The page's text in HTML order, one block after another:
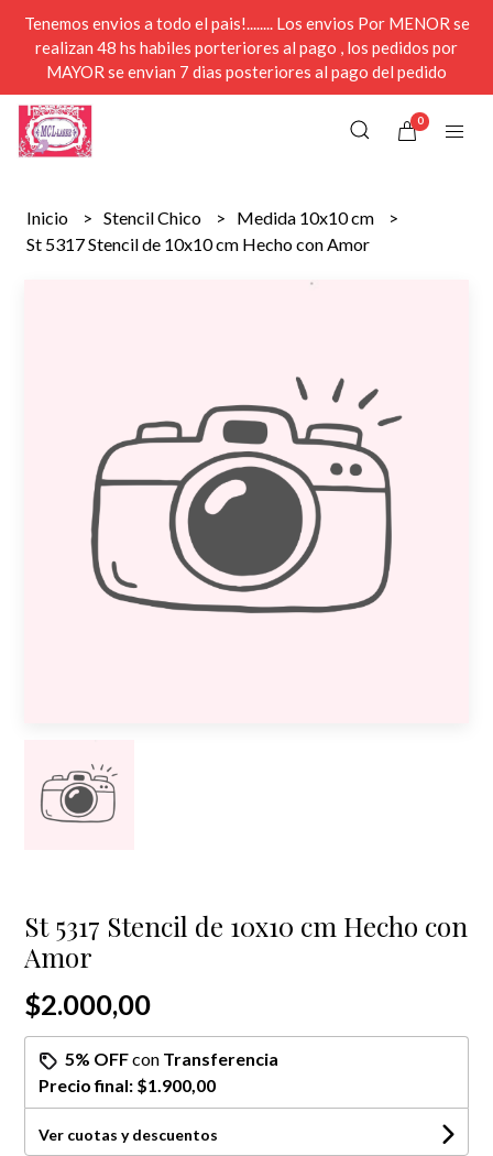
Tenemos envios a todo el pais!........ Los envios Por MENOR se
realizan 48 hs habiles porteriores al pago , los pedidos por
MAYOR se envian 7 dias posteriores al pago del pedido
0
Inicio Stencil Chico
Medida 10x10 cm
St 5317 Stencil de 10x10 cm Hecho con Amor
St 5317 Stencil de 10x10 cm Hecho con
Amor
$2.000,00
5% OFFcon Transferencia
Precio final: $1.900,00
Ver cuotas y descuentos